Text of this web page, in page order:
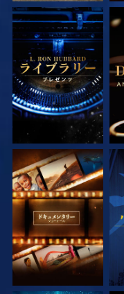
シリーズを探求
シリーズを探求